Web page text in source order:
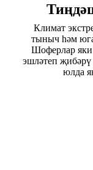
Климат
тыныч һәм
Шоферлар яки
эшләтеп
юлда